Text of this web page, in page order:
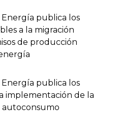
publica los
a la migración
de producción
publica los
implementación de la